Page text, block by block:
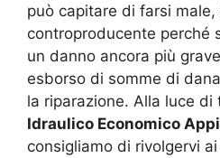
può capitare di farsi male,
controproducente perché
un danno ancora più
esborso di somme di
la riparazione. Alla luce
Idraulico Economico
consigliamo di rivolgervi